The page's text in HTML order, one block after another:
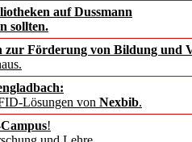
auf Dussmann
sollten.
zur Förderung von Bildung und
Lösungen von Nexbib.
!
–